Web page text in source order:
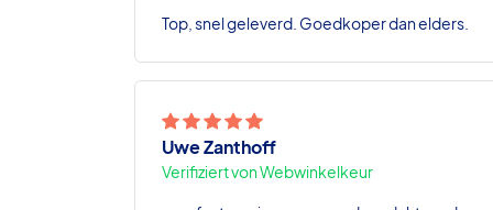
Top, snel geleverd. Goedkoper dan elders.
Uwe Zanthoff
Verifiziert von Webwinkelkeur